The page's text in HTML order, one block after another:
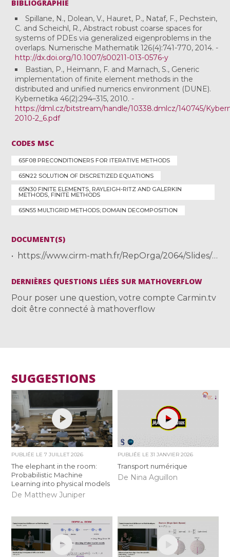
BIBLIOGRAPHIE
Spillane, N., Dolean, V., Hauret, P., Nataf, F., Pechstein,
C. and Scheichl, R., Abstract robust coarse spaces for
systems of PDEs via generalized eigenproblems in the
overlaps. Numerische Mathematik 126(4):741-770, 2014. -
http://dx.doi.org/10.1007/s00211-013-0576-y
Bastian, P., Heimann, F. and Marnach, S., Generic
implementation of finite element methods in the
distributed and unified numerics environment (DUNE).
Kybernetika 46(2):294–315, 2010. -
https://dml.cz/bitstream/handle/10338.dmlcz/140745/
2010-2_6.pdf
CODES MSC
65F08 PRECONDITIONERS FOR ITERATIVE METHODS
65N22 SOLUTION OF DISCRETIZED EQUATIONS
65N30 FINITE ELEMENTS, RAYLEIGH-RITZ AND GALERKIN
METHODS, FINITE METHODS
65N55 MULTIGRID METHODS; DOMAIN DECOMPOSITION
DOCUMENT(S)
https://www.cirm-math.fr/RepOrga/2064/Slides/Scheichl.pdf
DERNIÈRES QUESTIONS LIÉES SUR MATHOVERFLOW
Pour poser une question, votre compte Carmin.tv
doit être connecté à mathoverflow
SUGGESTIONS
PUBLIÉE LE7 JUILLET 2026
The elephant in the room:
Probabilistic Machine
Learning into physical models
De Matthew Juniper
PUBLIÉE LE 31 JANVIER 2026
Transport numérique
De Nina Aguillon